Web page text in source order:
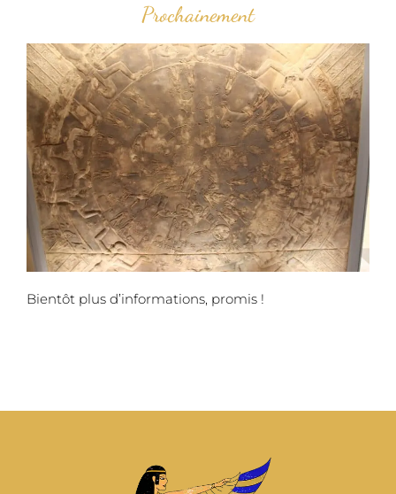
Prochainement
Bientôt plus d’informations, promis !